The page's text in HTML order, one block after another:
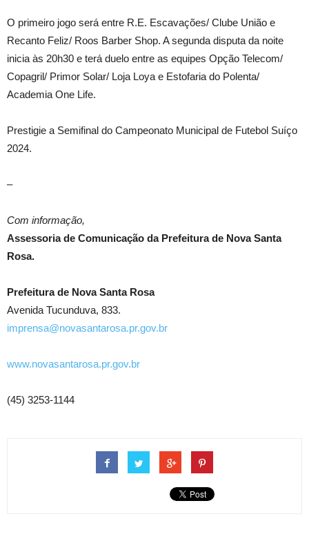
O primeiro jogo será entre R.E. Escavações/ Clube União e
Recanto Feliz/ Roos Barber Shop. A segunda disputa da noite
inicia às 20h30 e terá duelo entre as equipes Opção Telecom/
Copagril/ Primor Solar/ Loja Loya e Estofaria do Polenta/
Academia One Life.
Prestigie a Semifinal do Campeonato Municipal de Futebol Suíço
2024.
–
Com informação,
Assessoria de Comunicação da Prefeitura de Nova Santa
Rosa.
Prefeitura de Nova Santa Rosa
Avenida Tucunduva, 833.
imprensa@novasantarosa.pr.gov.br
www.novasantarosa.pr.gov.br
(45) 3253-1144